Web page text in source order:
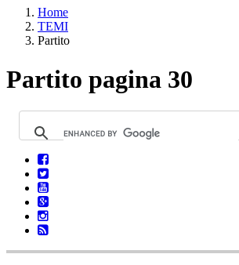
Home
TEMI
Partito
Partito pagina 30